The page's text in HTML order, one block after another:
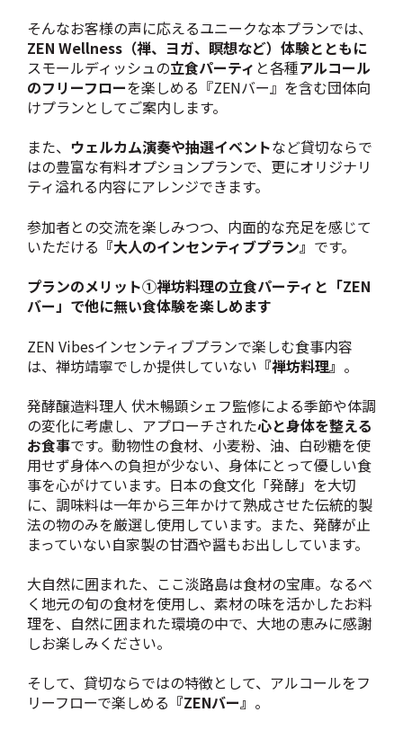
そんなお客様の声に応えるユニークな本プランでは、
ZEN Wellness（禅、ヨガ、瞑想など）体験とともに
スモールディッシュの立食パーティ と各種アルコール
のフリーフローを楽しめる『ZENバー』を含む団体向
けプランとしてご案内します。
また、 ウェルカム演奏や抽選イベントなど貸切ならで
はの豊富な有料オプションプランで、更にオリジナリ
ティ溢れる内容にアレンジできます。
参加者との交流を楽しみつつ、内面的な充足を感じて
いただける 『大人のインセンティブプラン』 です。
プランのメリット①禅坊料理の立食パーティと「ZEN
バー」で他に無い食体験を楽しめます
ZEN Vibesインセンティブプランで楽しむ食事内容
は、禅坊靖寧でしか提供していない 『禅坊料理』 。
発酵醸造料理人 伏木暢顕シェフ監修による季節や体調
の変化に考慮し、アプローチされた心と身体を整える
お食事です。動物性の食材、小麦粉、油、白砂糖を使
用せず身体への負担が少ない、身体にとって優しい食
事を心がけています。日本の食文化「発酵」を大切
に、調味料は一年から三年かけて熟成させた伝統的製
法の物のみを厳選し使用しています。また、発酵が止
まっていない自家製の甘酒や醤もお出ししています。
大自然に囲まれた、ここ淡路島は食材の宝庫。なるべ
く地元の旬の食材を使用し、素材の味を活かしたお料
理を、自然に囲まれた環境の中で、大地の恵みに感謝
しお楽しみください。
そして、貸切ならではの特徴として、アルコールをフ
リーフローで楽しめる 『ZENバー』 。